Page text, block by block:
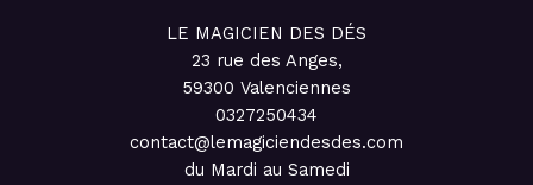
LE MAGICIEN DES DÉS
23 rue des Anges,
59300 Valenciennes
0327250434
contact@lemagiciendesdes.com
du Mardi au Samedi